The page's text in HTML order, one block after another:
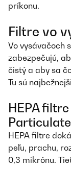
príkonu.
Filtre vo
Vo vysávačoch
zabezpečujú,
čistý a aby sa
Tu sú
HEPA
HEPA filtre
peľu, prachu,
0,3 mikrónu.